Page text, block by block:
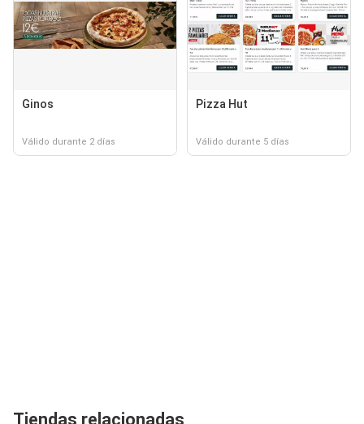
Ginos
Válido durante 2 días
Pizza Hut
Válido durante 5 días
Tiendas relacionadas